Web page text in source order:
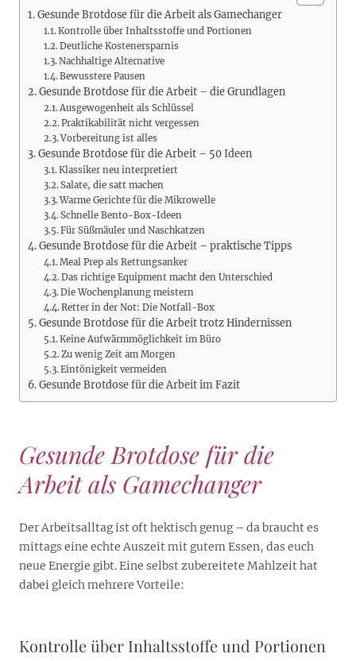
Gesunde Brotdose für die Arbeit als Gamechanger
Kontrolle über Inhaltsstoffe und Portionen
Deutliche Kostenersparnis
Nachhaltige Alternative
Bewusstere Pausen
Gesunde Brotdose für die Arbeit – die Grundlagen
Ausgewogenheit als Schlüssel
Praktikabilität nicht vergessen
Vorbereitung ist alles
Gesunde Brotdose für die Arbeit – 50 Ideen
Klassiker neu interpretiert
Salate, die satt machen
Warme Gerichte für die Mikrowelle
Schnelle Bento-Box-Ideen
Für Süßmäuler und Naschkatzen
Gesunde Brotdose für die Arbeit – praktische Tipps
Meal Prep als Rettungsanker
Das richtige Equipment macht den Unterschied
Die Wochenplanung meistern
Retter in der Not: Die Notfall-Box
Gesunde Brotdose für die Arbeit trotz Hindernissen
Keine Aufwärmmöglichkeit im Büro
Zu wenig Zeit am Morgen
Eintönigkeit vermeiden
Gesunde Brotdose für die Arbeit im Fazit
Gesunde Brotdose für die
Arbeit als Gamechanger
Der Arbeitsalltag ist oft hektisch genug – da braucht es
mittags eine echte Auszeit mit gutem Essen, das euch
neue Energie gibt. Eine selbst zubereitete Mahlzeit hat
dabei gleich mehrere Vorteile:
Kontrolle über Inhaltsstoffe und Portionen